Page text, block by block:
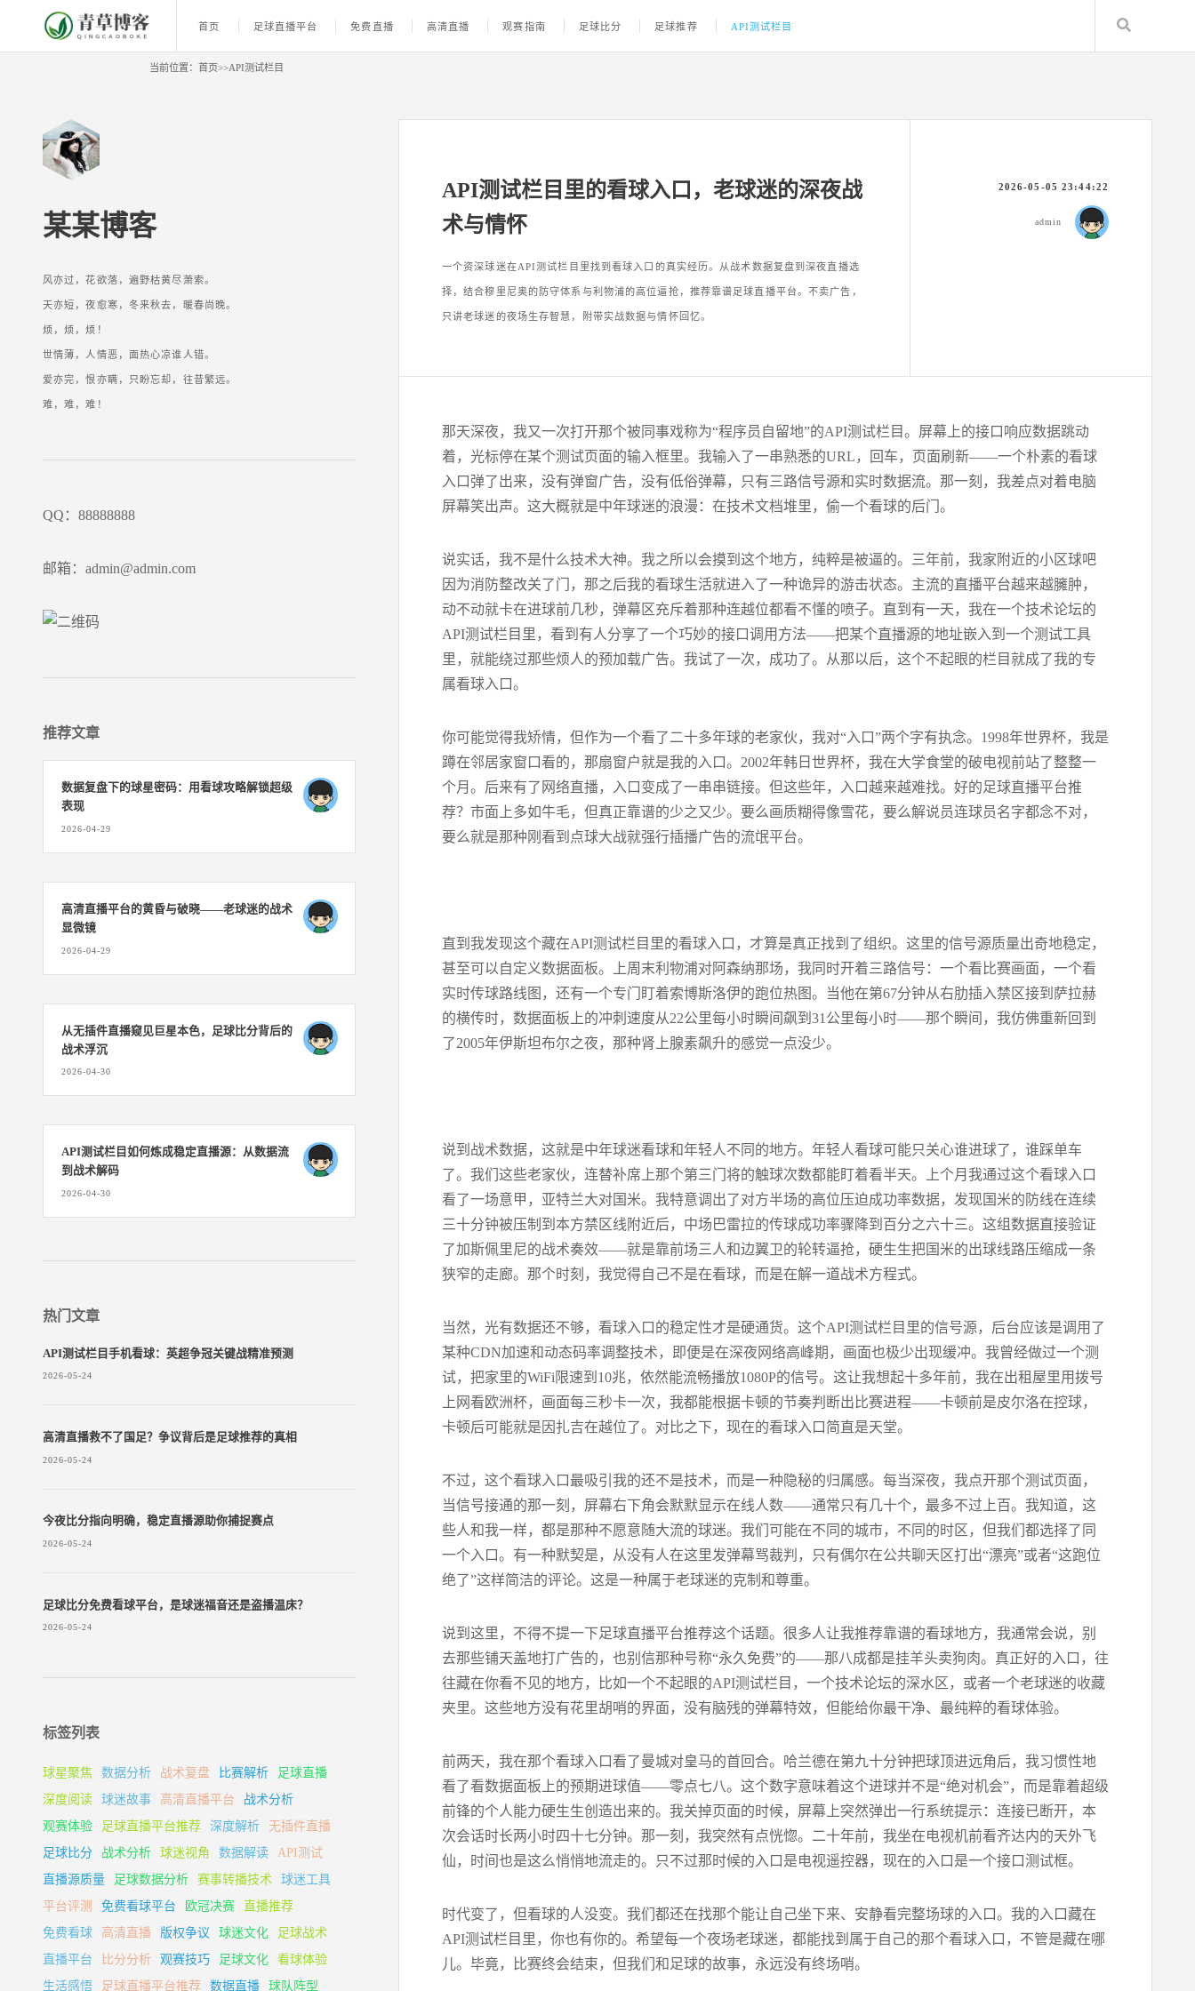
首页 足球直播平台 免费直播 高清直播 观赛指南 足球比分 足球推荐 API测试栏目
当前位置： 首页>>API测试栏目
API测试栏目里的看球入口，老球迷的深夜战
术与情怀
一个资深球迷在API测试栏目里找到看球入口的真实经历。从战术数据复盘到深夜直播选
择，结合穆里尼奥的防守体系与利物浦的高位逼抢，推荐靠谱足球直播平台。不卖广告，
只讲老球迷的夜场生存智慧，附带实战数据与情怀回忆。
2026-05-05 23:44:22
admin
那天深夜，我又一次打开那个被同事戏称为“程序员自留地”的API测试栏目。屏幕上的接口响应数据跳动
着，光标停在某个测试页面的输入框里。我输入了一串熟悉的URL，回车，页面刷新——一个朴素的看球
入口弹了出来，没有弹窗广告，没有低俗弹幕，只有三路信号源和实时数据流。那一刻，我差点对着电脑
屏幕笑出声。这大概就是中年球迷的浪漫：在技术文档堆里，偷一个看球的后门。
说实话，我不是什么技术大神。我之所以会摸到这个地方，纯粹是被逼的。三年前，我家附近的小区球吧
因为消防整改关了门，那之后我的看球生活就进入了一种诡异的游击状态。主流的直播平台越来越臃肿，
动不动就卡在进球前几秒，弹幕区充斥着那种连越位都看不懂的喷子。直到有一天，我在一个技术论坛的
API测试栏目里，看到有人分享了一个巧妙的接口调用方法——把某个直播源的地址嵌入到一个测试工具
里，就能绕过那些烦人的预加载广告。我试了一次，成功了。从那以后，这个不起眼的栏目就成了我的专
属看球入口。
你可能觉得我矫情，但作为一个看了二十多年球的老家伙，我对“入口”两个字有执念。1998年世界杯，我是
蹲在邻居家窗口看的，那扇窗户就是我的入口。2002年韩日世界杯，我在大学食堂的破电视前站了整整一
个月。后来有了网络直播，入口变成了一串串链接。但这些年，入口越来越难找。好的足球直播平台推
荐？市面上多如牛毛，但真正靠谱的少之又少。要么画质糊得像雪花，要么解说员连球员名字都念不对，
要么就是那种刚看到点球大战就强行插播广告的流氓平台。
直到我发现这个藏在API测试栏目里的看球入口，才算是真正找到了组织。这里的信号源质量出奇地稳定，
甚至可以自定义数据面板。上周末利物浦对阿森纳那场，我同时开着三路信号：一个看比赛画面，一个看
实时传球路线图，还有一个专门盯着索博斯洛伊的跑位热图。当他在第67分钟从右肋插入禁区接到萨拉赫
的横传时，数据面板上的冲刺速度从22公里每小时瞬间飙到31公里每小时——那个瞬间，我仿佛重新回到
了2005年伊斯坦布尔之夜，那种肾上腺素飙升的感觉一点没少。
说到战术数据，这就是中年球迷看球和年轻人不同的地方。年轻人看球可能只关心谁进球了，谁踩单车
了。我们这些老家伙，连替补席上那个第三门将的触球次数都能盯着看半天。上个月我通过这个看球入口
看了一场意甲，亚特兰大对国米。我特意调出了对方半场的高位压迫成功率数据，发现国米的防线在连续
三十分钟被压制到本方禁区线附近后，中场巴雷拉的传球成功率骤降到百分之六十三。这组数据直接验证
了加斯佩里尼的战术奏效——就是靠前场三人和边翼卫的轮转逼抢，硬生生把国米的出球线路压缩成一条
狭窄的走廊。那个时刻，我觉得自己不是在看球，而是在解一道战术方程式。
当然，光有数据还不够，看球入口的稳定性才是硬通货。这个API测试栏目里的信号源，后台应该是调用了
某种CDN加速和动态码率调整技术，即便是在深夜网络高峰期，画面也极少出现缓冲。我曾经做过一个测
试，把家里的WiFi限速到10兆，依然能流畅播放1080P的信号。这让我想起十多年前，我在出租屋里用拨号
上网看欧洲杯，画面每三秒卡一次，我都能根据卡顿的节奏判断出比赛进程——卡顿前是皮尔洛在控球，
卡顿后可能就是因扎吉在越位了。对比之下，现在的看球入口简直是天堂。
不过，这个看球入口最吸引我的还不是技术，而是一种隐秘的归属感。每当深夜，我点开那个测试页面，
当信号接通的那一刻，屏幕右下角会默默显示在线人数——通常只有几十个，最多不过上百。我知道，这
些人和我一样，都是那种不愿意随大流的球迷。我们可能在不同的城市，不同的时区，但我们都选择了同
一个入口。有一种默契是，从没有人在这里发弹幕骂裁判，只有偶尔在公共聊天区打出“漂亮”或者“这跑位
绝了”这样简洁的评论。这是一种属于老球迷的克制和尊重。
说到这里，不得不提一下足球直播平台推荐这个话题。很多人让我推荐靠谱的看球地方，我通常会说，别
去那些铺天盖地打广告的，也别信那种号称“永久免费”的——那八成都是挂羊头卖狗肉。真正好的入口，往
往藏在你看不见的地方，比如一个不起眼的API测试栏目，一个技术论坛的深水区，或者一个老球迷的收藏
夹里。这些地方没有花里胡哨的界面，没有脑残的弹幕特效，但能给你最干净、最纯粹的看球体验。
前两天，我在那个看球入口看了曼城对皇马的首回合。哈兰德在第九十分钟把球顶进远角后，我习惯性地
看了看数据面板上的预期进球值——零点七八。这个数字意味着这个进球并不是“绝对机会”，而是靠着超级
前锋的个人能力硬生生创造出来的。我关掉页面的时候，屏幕上突然弹出一行系统提示：连接已断开，本
次会话时长两小时四十七分钟。那一刻，我突然有点恍惚。二十年前，我坐在电视机前看齐达内的天外飞
仙，时间也是这么悄悄地流走的。只不过那时候的入口是电视遥控器，现在的入口是一个接口测试框。
时代变了，但看球的人没变。我们都还在找那个能让自己坐下来、安静看完整场球的入口。我的入口藏在
API测试栏目里，你也有你的。希望每一个夜场老球迷，都能找到属于自己的那个看球入口，不管是藏在哪
儿。毕竟，比赛终会结束，但我们和足球的故事，永远没有终场哨。
某某博客
风亦过，花欲落，遍野枯黄尽萧索。
天亦短，夜愈寒，冬来秋去，暖春尚晚。
烦，烦，烦！
世情薄，人情恶，面热心凉谁人错。
爱亦完，恨亦瞒，只盼忘却，往昔繁远。
难，难，难！
QQ：88888888
邮箱：admin@admin.com
推荐文章
数据复盘下的球星密码：用看球攻略解锁超级
表现
2026-04-29
高清直播平台的黄昏与破晓——老球迷的战术
显微镜
2026-04-29
从无插件直播窥见巨星本色，足球比分背后的
战术浮沉
2026-04-30
API测试栏目如何炼成稳定直播源：从数据流
到战术解码
2026-04-30
热门文章
API测试栏目手机看球：英超争冠关键战精准预测
2026-05-24
高清直播救不了国足？争议背后是足球推荐的真相
2026-05-24
今夜比分指向明确，稳定直播源助你捕捉赛点
2026-05-24
足球比分免费看球平台，是球迷福音还是盗播温床？
2026-05-24
标签列表
球星聚焦 数据分析 战术复盘 比赛解析
足球直播
深度阅读
球迷故事 高清直播平台
战术分析
观赛体验
足球直播平台推荐 深度解析
无插件直播
足球比分
战术分析 球迷视角 数据解读
API测试
直播源质量
足球数据分析 赛事转播技术
球迷工具
平台评测
免费看球平台 欧冠决赛
直播推荐
免费看球
高清直播 版权争议 球迷文化
足球战术
直播平台
比分分析 观赛技巧 足球文化
看球体验
生活感悟
足球直播平台推荐 数据直播
球队阵型